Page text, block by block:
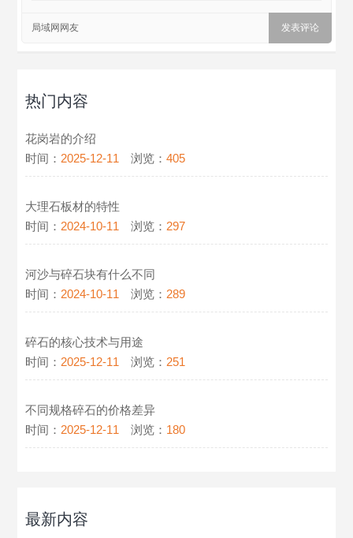
局域网网友
热门内容
花岗岩的介绍
时间： 2025-12-11 浏览：405
大理石板材的特性
时间： 2024-10-11 浏览： 297
河沙与碎石块有什么不同
时间： 2024-10-11 浏览： 289
碎石的核心技术与用途
时间： 2025-12-11 浏览： 251
不同规格碎石的价格差异
时间： 2025-12-11 浏览： 180
最新内容